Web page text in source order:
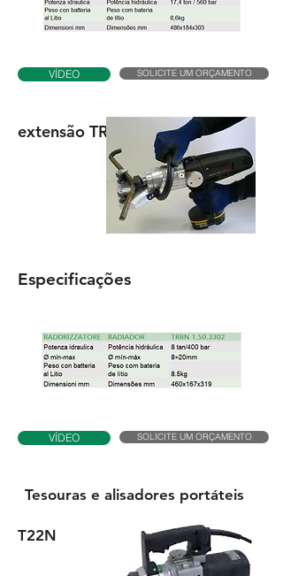
VÍDEO SOLICITE UM ORÇAMENTO
extensão TRB
Especificações
VÍDEO SOLICITE UM ORÇAMENTO
Tesouras e alisadores portáteis
T22N